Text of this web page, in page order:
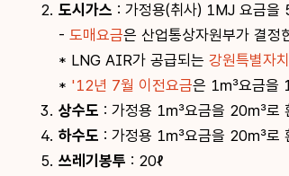
2. 도시가스 : 가정용(취사) 1MJ 요금을
- 도매요금은 산업통상자원부가 결정
* LNG AIR가 공급되는 강원특별자
* '12년 7월 이전요금은 1㎥요금을
3. 상수도 : 가정용 1㎥요금을 20㎥로
4. 하수도 : 가정용 1㎥요금을 20㎥로
5. 쓰레기봉투 : 20ℓ